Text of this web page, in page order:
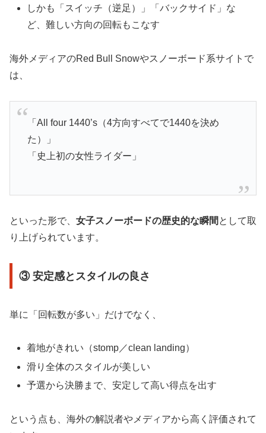
しかも「スイッチ（逆足）」「バックサイド」な
ど、難しい方向の回転もこなす
海外メディアのRed Bull Snowやスノーボード系サイトで
は、
「All four 1440’s（4方向すべてで1440を決め
た）」
「史上初の女性ライダー」
といった形で、 女子スノーボードの歴史的な瞬間 として取
り上げられています。
③ 安定感とスタイルの良さ
単に「回転数が多い」だけでなく、
着地がきれい（stomp／clean landing）
滑り全体のスタイルが美しい
予選から決勝まで、安定して高い得点を出す
という点も、海外の解説者やメディアから高く評価されて